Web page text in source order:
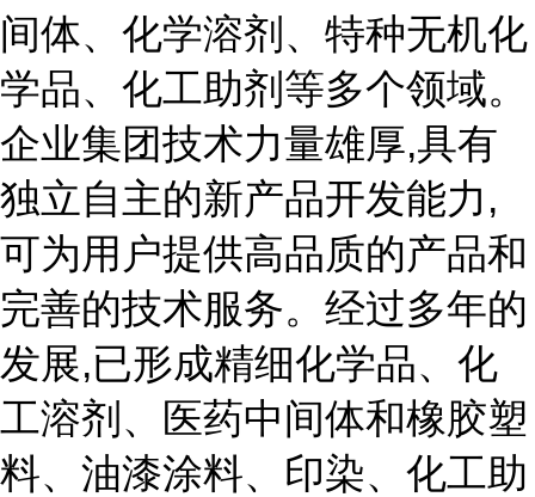
间体、化学溶剂、特种无机化
学品、化工助剂等多个领域。
企业集团技术力量雄厚,具有
独立自主的新产品开发能力,
可为用户提供高品质的产品和
完善的技术服务。经过多年的
发展,已形成精细化学品、化
工溶剂、医药中间体和橡胶塑
料、油漆涂料、印染、化工助